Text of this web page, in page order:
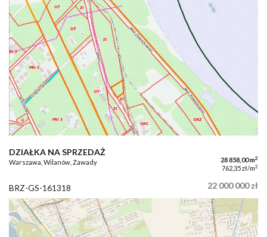
DZIAŁKA NA SPRZEDAŻ
Warszawa, Wilanów, Zawady 28 858,00 m2
762,35 zł/m2
BRZ-GS-161318 22 000 000 zł